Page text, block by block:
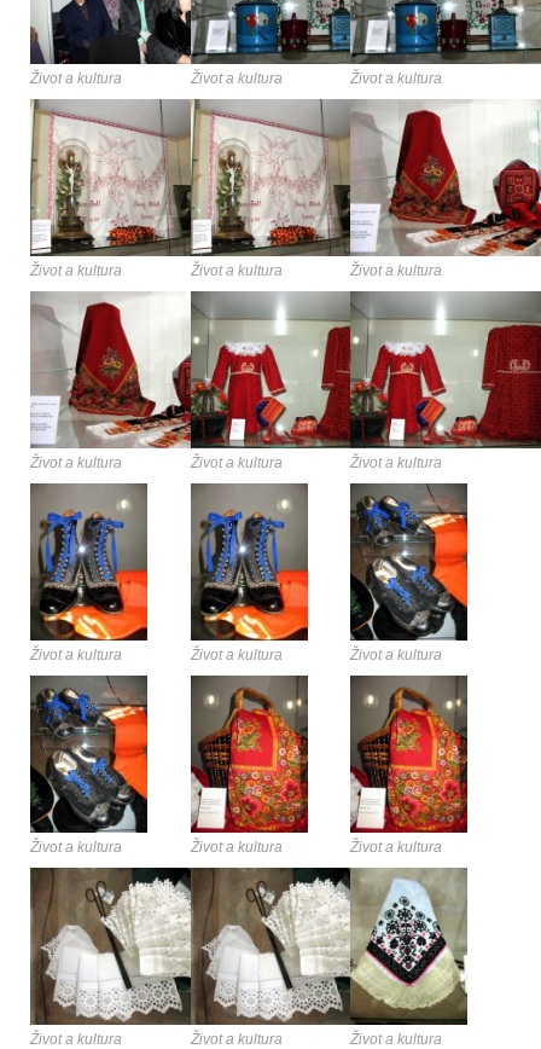
Život a kultura Život a kultura Život a kultura
Život a kultura Život a kultura Život a kultura
Život a kultura Život a kultura Život a kultura
Život a kultura Život a kultura Život a kultura
Život a kultura Život a kultura Život a kultura
Život a kultura Život a kultura Život a kultura